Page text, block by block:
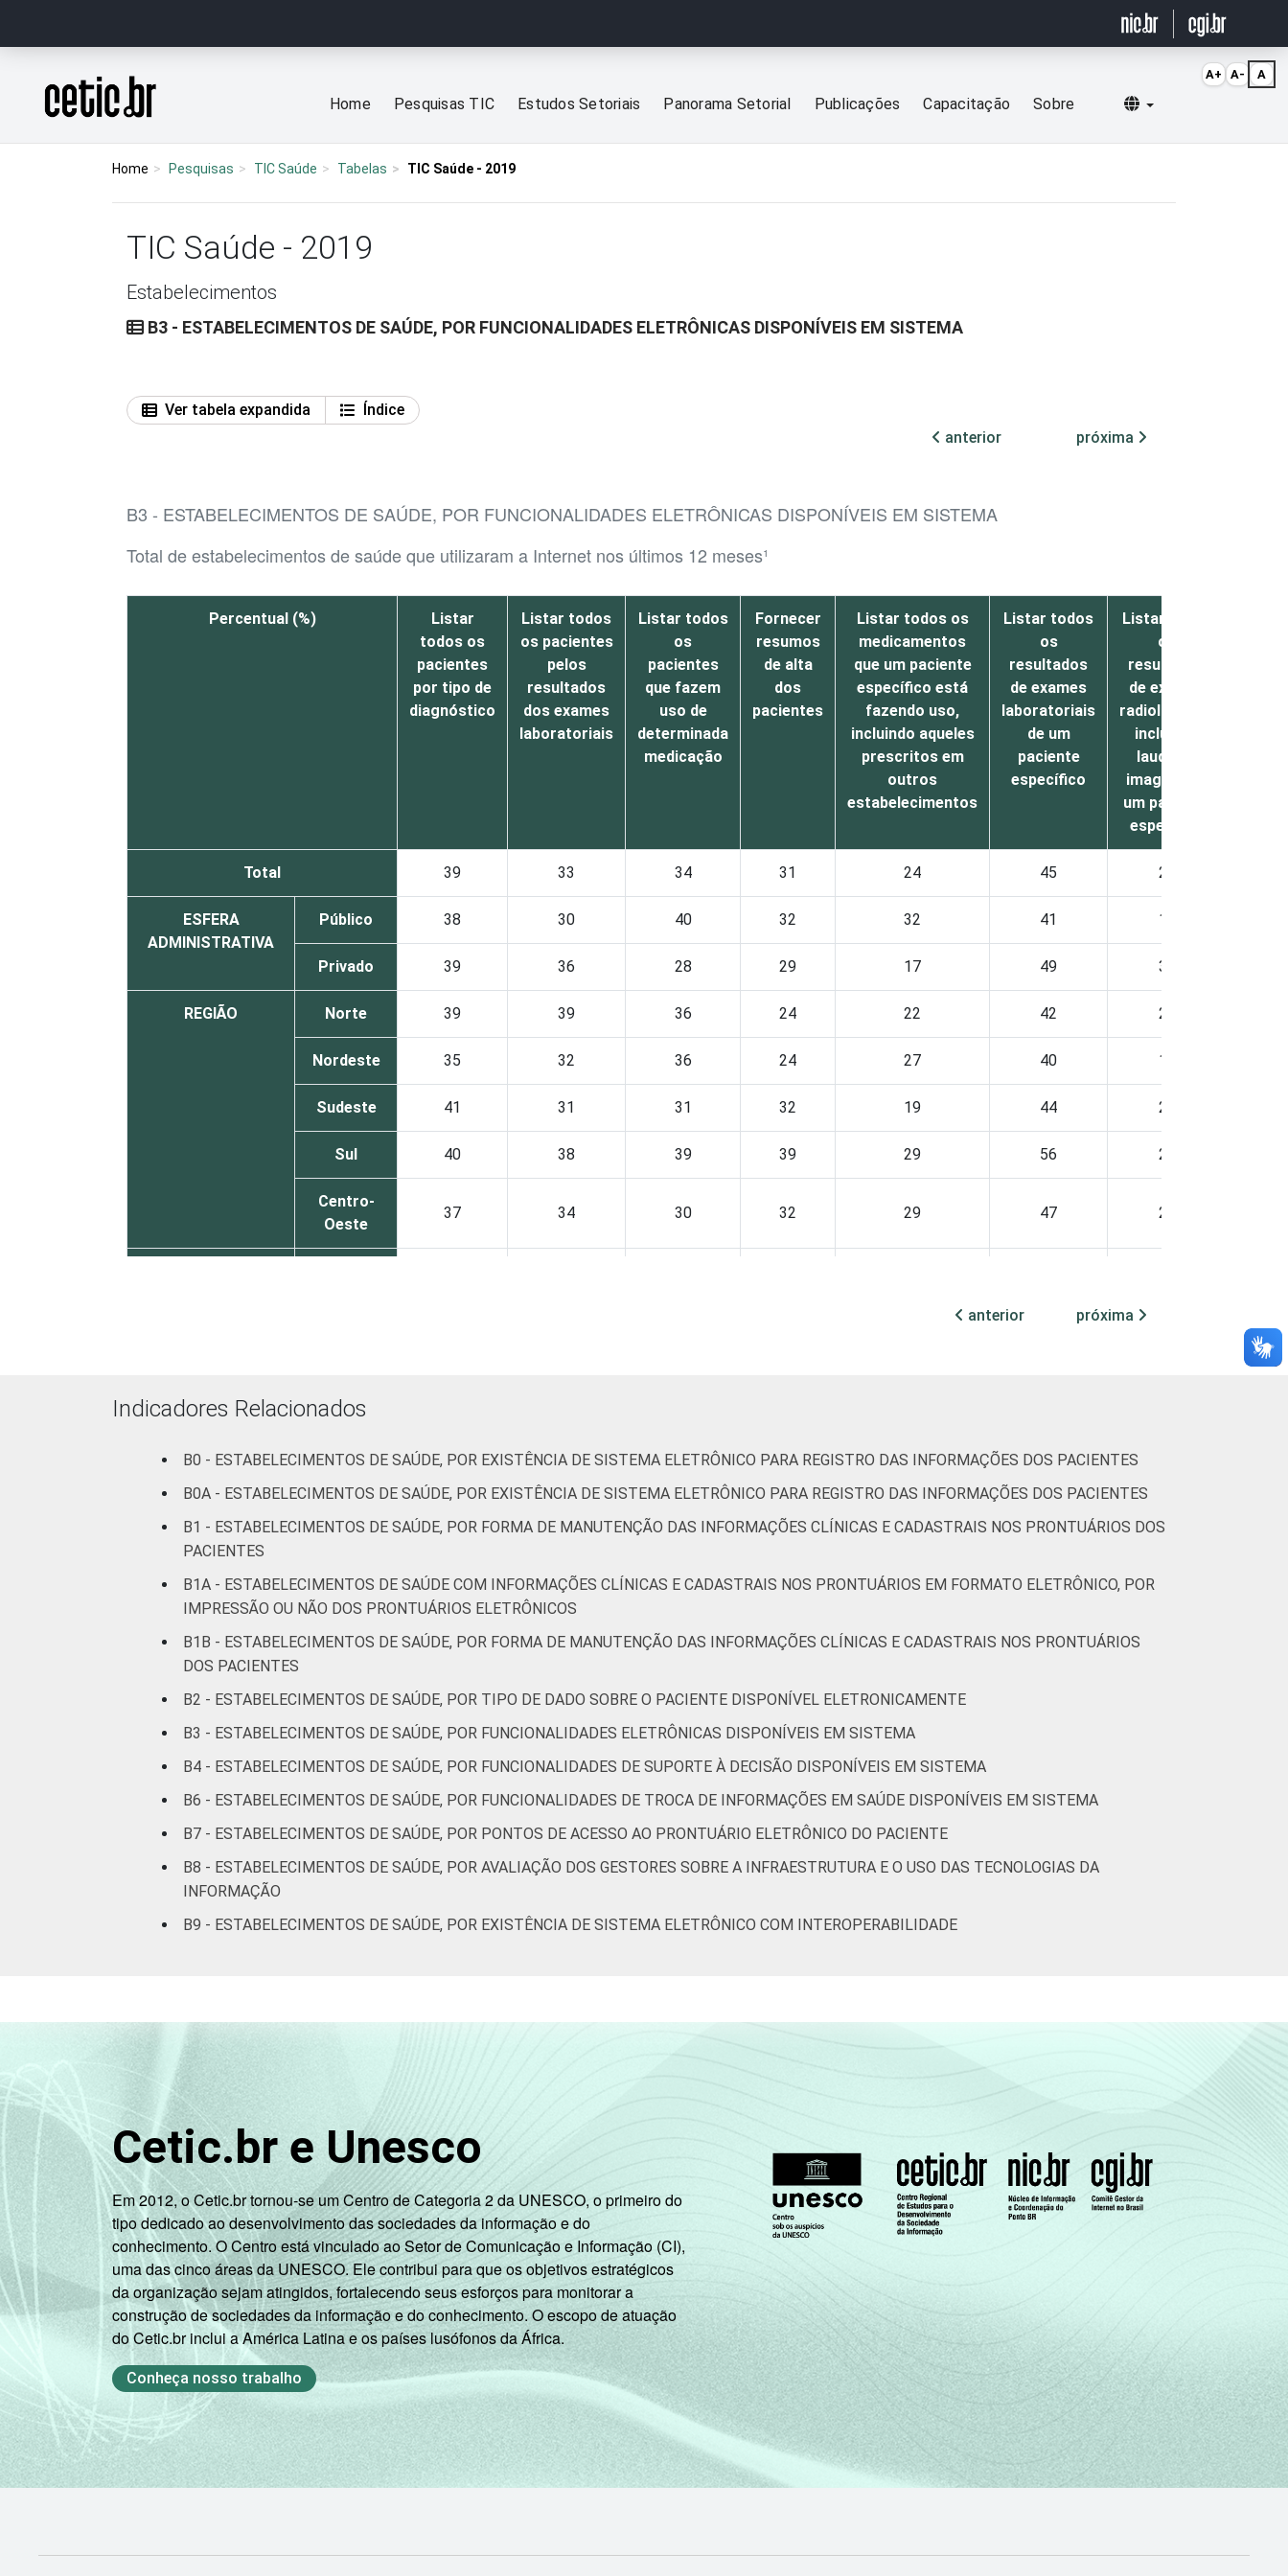
Página inicial
Home Pesquisas TIC Estudos Setoriais Panorama Setorial Publicações Capacitação Sobre Selecionar idioma
Home Pesquisas TIC Saúde Tabelas TIC Saúde - 2019
TIC Saúde - 2019
Estabelecimentos
B3 - ESTABELECIMENTOS DE SAÚDE, POR FUNCIONALIDADES ELETRÔNICAS DISPONÍVEIS EM SISTEMA
Ver tabela expandida
Índice
anterior
próxima
B3 - ESTABELECIMENTOS DE SAÚDE, POR FUNCIONALIDADES ELETRÔNICAS DISPONÍVEIS EM SISTEMA
Total de estabelecimentos de saúde que utilizaram a Internet nos últimos 12 meses¹
Percentual (%)
Listar
todos os
pacientes
por tipo de
diagnóstico
Listar todos
os pacientes
pelos
resultados
dos exames
laboratoriais
Listar todos
os
pacientes
que fazem
uso de
determinada
medicação
Fornecer
resumos
de alta
dos
pacientes
Listar todos os
medicamentos
que um paciente
específico está
fazendo uso,
incluindo aqueles
prescritos em
outros
estabelecimentos
Listar todos
os
resultados
de exames
laboratoriais
de um
paciente
específico
Listar todos
os
resultados
de exames
radiológicos,
incluindo
laudos e
imagens de
um paciente
específico
Total 39 33 34 31 24 45 25
ESFERA
ADMINISTRATIVA
Público 38 30 40 32 32 41 17
Privado 39 36 28 29 17 49 31
REGIÃO Norte 39 39 36 24 22 42 27
Nordeste 35 32 36 24 27 40 19
Sudeste 41 31 31 32 19 44 26
Sul 40 38 39 39 29 56 28
Centro-
Oeste
37 34 30 32 29 47 28
leitos)
Com
(mais de
50 leitos)
68 56 62 76 32 68
diagnose e
terapia
30 50
IDENTIFICAÇÃO DE
DE SAÚDE
UBS 43 33 45 35 38
Não UBS 37 33 28 29 17
Interior 39 33 34 30 24
Fonte: CGI/NIC.br, Centro Regional de Estudos para o Desenvolvimento da Sociedade da Informação (Cetic.br), Pesquisa sobre o uso das
tecnologias de informação e comunicação nos estabelecimentos de saúde brasileiros - TIC Saúde 2019.
¹Cada item apresentado se refere apenas aos resultados da alternativa 'Sim'.
anterior próxima
Indicadores Relacionados
B0 - ESTABELECIMENTOS DE SAÚDE, POR EXISTÊNCIA DE SISTEMA ELETRÔNICO PARA REGISTRO DAS INFORMAÇÕES DOS PACIENTES
B0A - ESTABELECIMENTOS DE SAÚDE, POR EXISTÊNCIA DE SISTEMA ELETRÔNICO PARA REGISTRO DAS INFORMAÇÕES DOS PACIENTES
B1 - ESTABELECIMENTOS DE SAÚDE, POR FORMA DE MANUTENÇÃO DAS INFORMAÇÕES CLÍNICAS E CADASTRAIS NOS PRONTUÁRIOS DOS
PACIENTES
B1A - ESTABELECIMENTOS DE SAÚDE COM INFORMAÇÕES CLÍNICAS E CADASTRAIS NOS PRONTUÁRIOS EM FORMATO ELETRÔNICO, POR
IMPRESSÃO OU NÃO DOS PRONTUÁRIOS ELETRÔNICOS
B1B - ESTABELECIMENTOS DE SAÚDE, POR FORMA DE MANUTENÇÃO DAS INFORMAÇÕES CLÍNICAS E CADASTRAIS NOS PRONTUÁRIOS
DOS PACIENTES
B2 - ESTABELECIMENTOS DE SAÚDE, POR TIPO DE DADO SOBRE O PACIENTE DISPONÍVEL ELETRONICAMENTE
B3 - ESTABELECIMENTOS DE SAÚDE, POR FUNCIONALIDADES ELETRÔNICAS DISPONÍVEIS EM SISTEMA
B4 - ESTABELECIMENTOS DE SAÚDE, POR FUNCIONALIDADES DE SUPORTE À DECISÃO DISPONÍVEIS EM SISTEMA
B6 - ESTABELECIMENTOS DE SAÚDE, POR FUNCIONALIDADES DE TROCA DE INFORMAÇÕES EM SAÚDE DISPONÍVEIS EM SISTEMA
B7 - ESTABELECIMENTOS DE SAÚDE, POR PONTOS DE ACESSO AO PRONTUÁRIO ELETRÔNICO DO PACIENTE
B8 - ESTABELECIMENTOS DE SAÚDE, POR AVALIAÇÃO DOS GESTORES SOBRE A INFRAESTRUTURA E O USO DAS TECNOLOGIAS DA
INFORMAÇÃO
B9 - ESTABELECIMENTOS DE SAÚDE, POR EXISTÊNCIA DE SISTEMA ELETRÔNICO COM INTEROPERABILIDADE
Cetic.br e Unesco
Em 2012, o Cetic.br tornou-se um Centro de Categoria 2 da UNESCO, o primeiro do
tipo dedicado ao desenvolvimento das sociedades da informação e do
conhecimento. O Centro está vinculado ao Setor de Comunicação e Informação (CI),
uma das cinco áreas da UNESCO. Ele contribui para que os objetivos estratégicos
da organização sejam atingidos, fortalecendo seus esforços para monitorar a
construção de sociedades da informação e do conhecimento. O escopo de atuação
do Cetic.br inclui a América Latina e os países lusófonos da África.
Conheça nosso trabalho
A+ A- A